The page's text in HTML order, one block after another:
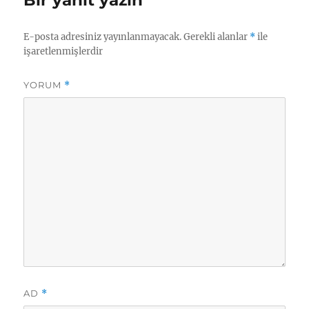
E-posta adresiniz yayınlanmayacak. Gerekli alanlar *ile
işaretlenmişlerdir
YORUM *
AD *